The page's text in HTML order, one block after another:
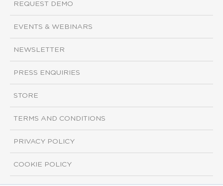
REQUEST DEMO
EVENTS & WEBINARS
NEWSLETTER
PRESS ENQUIRIES
STORE
TERMS AND CONDITIONS
PRIVACY POLICY
COOKIE POLICY